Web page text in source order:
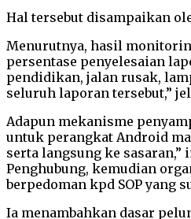
Hal tersebut disampaikan
Menurutnya, hasil
persentase penyelesaian
pendidikan, jalan rusak,
seluruh laporan tersebut,”
Adapun mekanisme
untuk perangkat Android
serta langsung ke sasaran,”
Penghubung, kemudian
berpedoman kpd SOP yang
Ia menambahkan dasar